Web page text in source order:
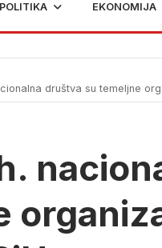
POLITIKA EKONOMIJA
društva su temeljne